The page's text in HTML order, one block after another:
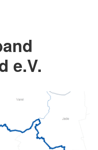
e.V.